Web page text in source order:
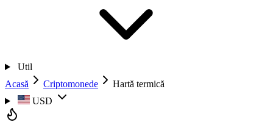
Util
Acasă
Criptomonede
Hartă termică
USD